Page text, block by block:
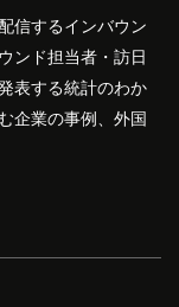
信するインバウン
ンド担当者・訪日
表する統計のわか
企業の事例、外国